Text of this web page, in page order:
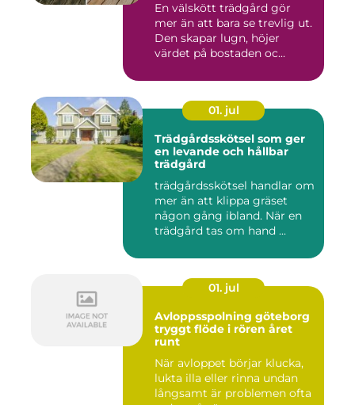
En välskött trädgård gör
mer än att bara se trevlig ut.
Den skapar lugn, höjer
värdet på bostaden oc...
01. jul
Trädgårdsskötsel som ger
en levande och hållbar
trädgård
trädgårdsskötsel handlar om
mer än att klippa gräset
någon gång ibland. När en
trädgård tas om hand ...
01. jul
Avloppsspolning göteborg
tryggt flöde i rören året
runt
När avloppet börjar klucka,
lukta illa eller rinna undan
långsamt är problemen ofta